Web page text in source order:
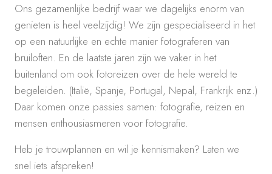
Ons gezamenlijke bedrijf waar we dagelijks enorm van
genieten is heel veelzijdig! We zijn gespecialiseerd in het
op een natuurlijke en echte manier fotograferen van
bruiloften. En de laatste jaren zijn we vaker in het
buitenland om ook fotoreizen over de hele wereld te
begeleiden. (Italië, Spanje, Portugal, Nepal, Frankrijk enz.)
Daar komen onze passies samen: fotografie, reizen en
mensen enthousiasmeren voor fotografie.
Heb je trouwplannen en wil je kennismaken? Laten we
snel iets afspreken!